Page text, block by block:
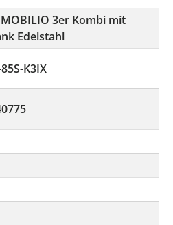
3er Kombi mit
Edelstahl
K3IX